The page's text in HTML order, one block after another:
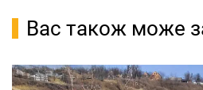
Вас також може